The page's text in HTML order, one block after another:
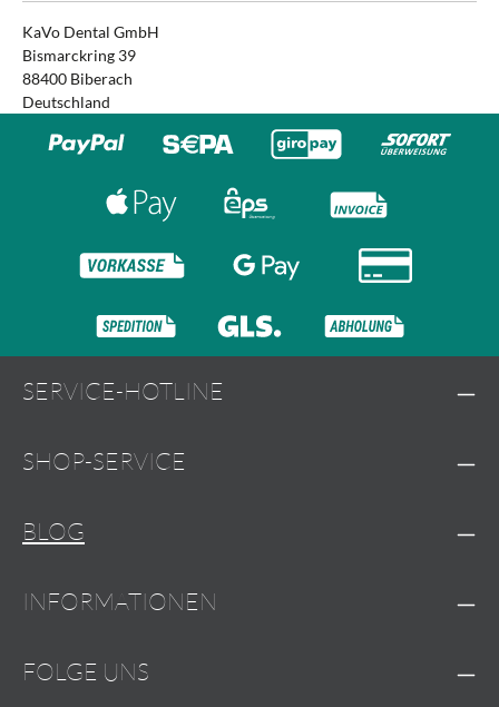
KaVo Dental GmbH
Bismarckring 39
88400 Biberach
Deutschland
SERVICE-HOTLINE
SHOP-SERVICE
BLOG
INFORMATIONEN
FOLGE UNS